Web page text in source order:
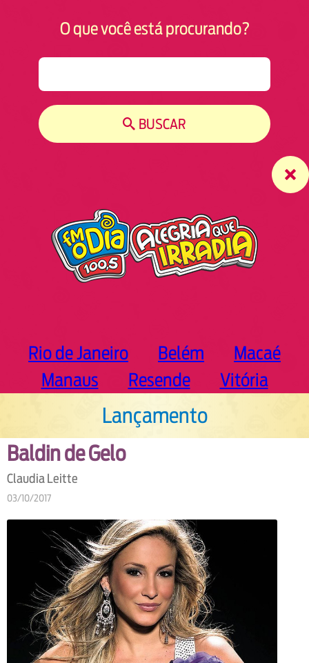
O que você está procurando?
BUSCAR
Rio de Janeiro Belém
Macaé
Manaus
Resende Vitória
Lançamento
Baldin de Gelo
Claudia Leitte
03/10/2017